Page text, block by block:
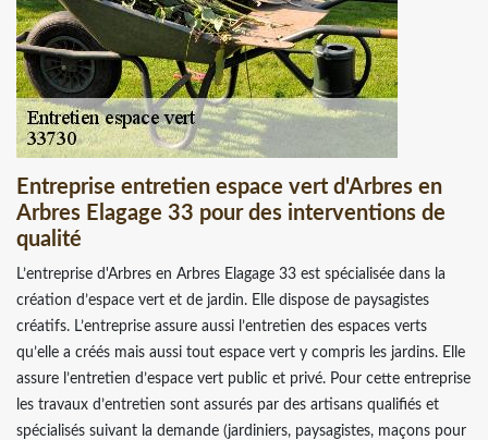
Entreprise entretien espace vert d'Arbres en
Arbres Elagage 33 pour des interventions de
qualité
L’entreprise d'Arbres en Arbres Elagage 33 est spécialisée dans la
création d’espace vert et de jardin. Elle dispose de paysagistes
créatifs. L’entreprise assure aussi l’entretien des espaces verts
qu’elle a créés mais aussi tout espace vert y compris les jardins. Elle
assure l’entretien d’espace vert public et privé. Pour cette entreprise
les travaux d’entretien sont assurés par des artisans qualifiés et
spécialisés suivant la demande (jardiniers, paysagistes, maçons pour